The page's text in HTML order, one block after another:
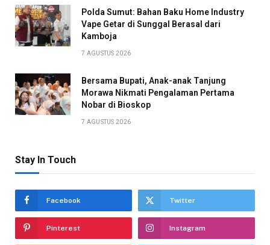
Polda Sumut: Bahan Baku Home Industry
Vape Getar di Sunggal Berasal dari
Kamboja
7 AGUSTUS 2026
Bersama Bupati, Anak-anak Tanjung
Morawa Nikmati Pengalaman Pertama
Nobar di Bioskop
7 AGUSTUS 2026
Stay In Touch
Facebook Twitter
Pinterest Instagram